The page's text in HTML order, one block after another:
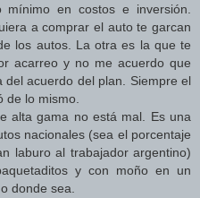
en costos e inversión.
a comprar el auto te garcan
los autos. La otra es la que te
acarreo y no me acuerdo que
acuerdo del plan. Siempre el
de lo mismo.
alta gama no está mal. Es una
nacionales (sea el porcentaje
laburo al trabajador argentino)
y con moño en un
donde sea.